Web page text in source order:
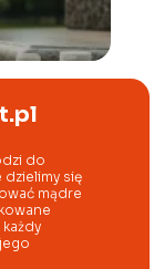
do
się
mądre